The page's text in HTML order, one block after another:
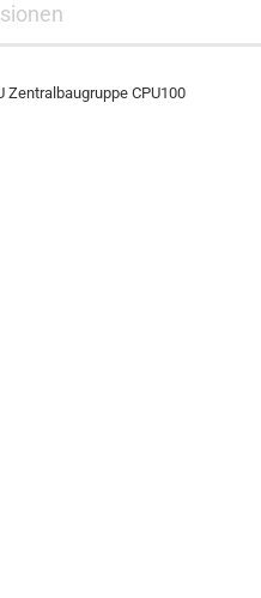
Zentralbaugruppe CPU100